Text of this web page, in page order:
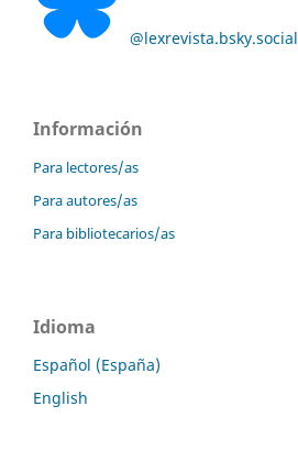
@lexrevista.bsky.social
Información
Para lectores/as
Para autores/as
Para bibliotecarios/as
Idioma
Español (España)
English